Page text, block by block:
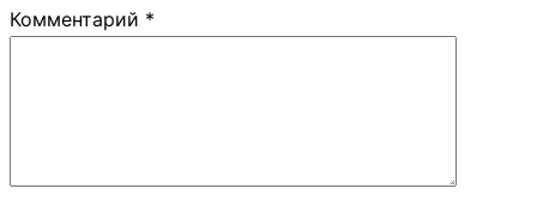
Комментарий *